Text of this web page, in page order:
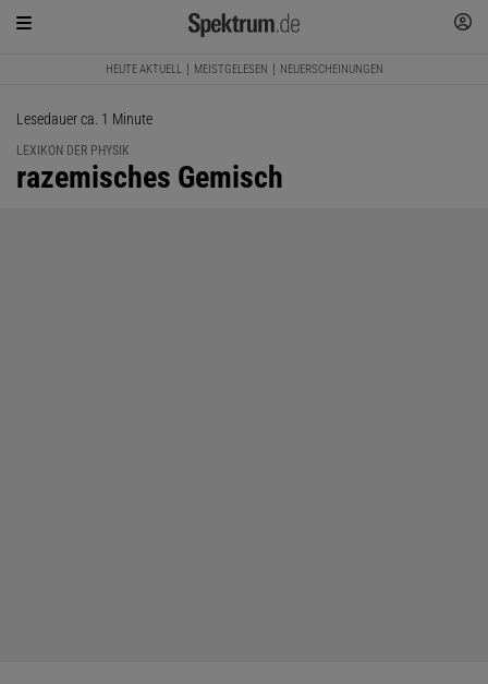
HEUTE AKTUELL MEISTGELESEN NEUERSCHEINUNGEN
Lesedauer ca. 1 Minute
LEXIKON DER PHYSIK
:
razemisches Gemisch